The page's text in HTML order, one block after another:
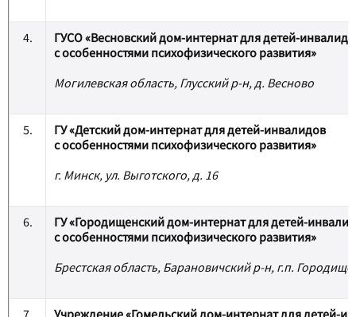
4.
ГУСО «Весновский дом-интернат для детей-
с особенностями психофизического развития»
Могилевская область, Глусский р-н, д. Весново
5.
ГУ «Детский дом-интернат для детей-инвалидов
с особенностями психофизического развития»
г. Минск, ул. Выготского, д. 16
6.
ГУ «Городищенский дом-интернат для детей-
с особенностями психофизического развития»
Брестская область, Барановичский р-н, г.п.